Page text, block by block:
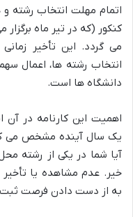
اتمام مهلت انتخاب رشته و
کنکور (که در تیر ماه
می گردد. این تأخیر
انتخاب رشته ها، اعمال
دانشگاه ها است.
اهمیت این کارنامه در
یک سال آینده مشخص می
آیا شما در یکی از رشته
خیر. عدم مشاهده یا تأخیر
به از دست دادن فرصت ثبت